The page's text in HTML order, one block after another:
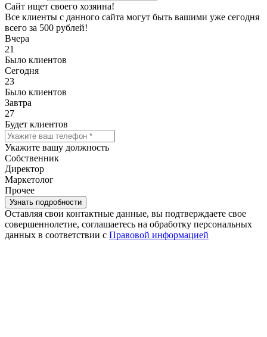
Сайт ищет своего хозяина!
Все клиенты с данного сайта могут быть вашими уже сегодня
всего за 500 рублей!
Вчера
21
Было клиентов
Сегодня
23
Было клиентов
Завтра
27
Будет клиентов
Укажите вашу должность
Собственник
Директор
Маркетолог
Прочее
Оставляя свои контактные данные, вы подтверждаете свое
совершеннолетие, соглашаетесь на обработку персональных
данных в соответствии с Правовой информацией